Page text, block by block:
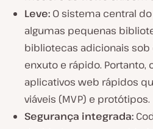
Leve: O sistema central
algumas pequenas
bibliotecas adicionais
enxuto e rápido. Portanto,
aplicativos web rápidos
viáveis (MVP) e protótipos.
Segurança integrada: